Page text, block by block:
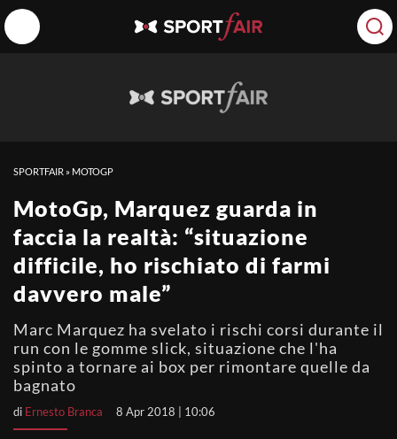
SPORTFAIR » MOTOGP
MotoGp, Marquez guarda in
faccia la realtà: “situazione
difficile, ho rischiato di farmi
davvero male”
Marc Marquez ha svelato i rischi corsi durante il
run con le gomme slick, situazione che l'ha
spinto a tornare ai box per rimontare quelle da
bagnato
di Ernesto Branca 8 Apr 2018 | 10:06